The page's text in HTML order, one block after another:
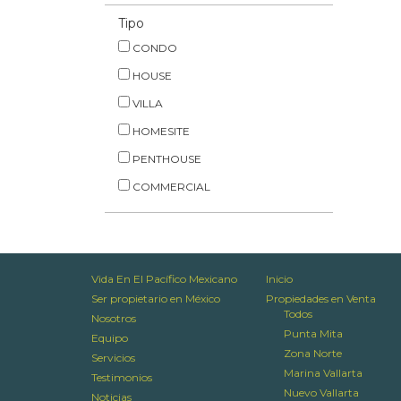
Tipo
CONDO
HOUSE
VILLA
HOMESITE
PENTHOUSE
COMMERCIAL
Vida En El Pacífico Mexicano
Ser propietario en México
Nosotros
Equipo
Servicios
Testimonios
Noticias
Inicio
Propiedades en Venta
Todos
Punta Mita
Zona Norte
Marina Vallarta
Nuevo Vallarta